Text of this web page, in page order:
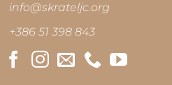
info@skrateljc.org
+386 51 398 843